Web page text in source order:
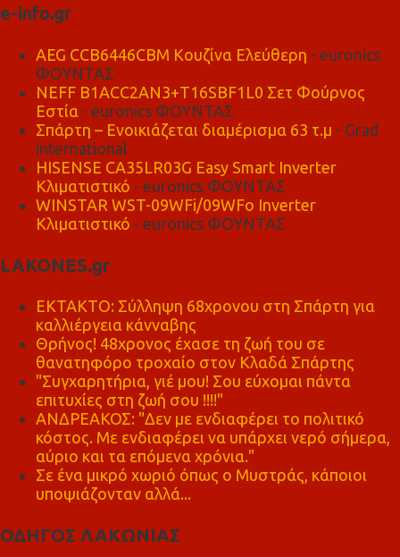
e-info.gr
AEG CCB6446CBM Κουζίνα Ελεύθερη - euronics
ΦΟΥΝΤΑΣ
NEFF B1ACC2AN3+T16SBF1L0 Σετ Φούρνος
Εστία - euronics ΦΟΥΝΤΑΣ
Σπάρτη – Ενοικιάζεται διαμέρισμα 63 τ.μ - Grad
international
HISENSE CA35LR03G Easy Smart Inverter
Κλιματιστικό - euronics ΦΟΥΝΤΑΣ
WINSTAR WST-09WFi/09WFo Inverter
Κλιματιστικό - euronics ΦΟΥΝΤΑΣ
LAKONES.gr
ΕΚΤΑΚΤΟ: Σύλληψη 68χρονου στη Σπάρτη για
καλλιέργεια κάνναβης
Θρήνος! 48χρονος έχασε τη ζωή του σε
θανατηφόρο τροχαίο στον Κλαδά Σπάρτης
"Συγχαρητήρια, γιέ μου! Σου εύχομαι πάντα
επιτυχίες στη ζωή σου !!!!"
ΑΝΔΡΕΑΚΟΣ: "Δεν με ενδιαφέρει το πολιτικό
κόστος. Με ενδιαφέρει να υπάρχει νερό σήμερα,
αύριο και τα επόμενα χρόνια."
Σε ένα μικρό χωριό όπως ο Μυστράς, κάποιοι
υποψιάζονταν αλλά...
ΟΔΗΓΟΣ ΛΑΚΩΝΙΑΣ